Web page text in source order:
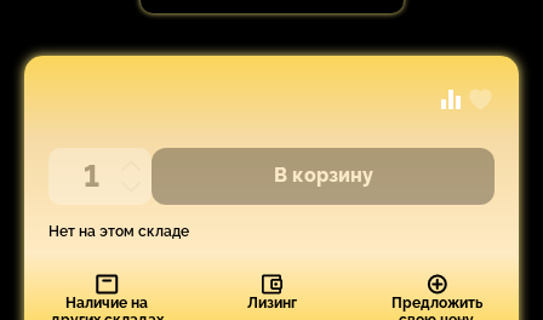
В корзину
Нет на этом складе
Наличие на
Лизинг
Предложить